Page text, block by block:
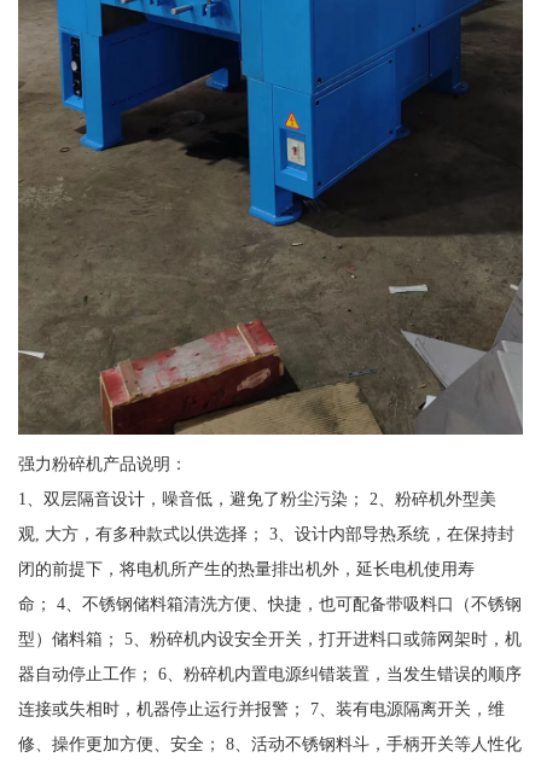
强力粉碎机产品说明：
1、双层隔音设计，噪音低，避免了粉尘污染； 2、粉碎机外型美
观, 大方，有多种款式以供选择； 3、设计内部导热系统，在保持封
闭的前提下，将电机所产生的热量排出机外，延长电机使用寿
命； 4、不锈钢储料箱清洗方便、快捷，也可配备带吸料口（不锈钢
型）储料箱； 5、粉碎机内设安全开关，打开进料口或筛网架时，机
器自动停止工作； 6、粉碎机内置电源纠错装置，当发生错误的顺序
连接或失相时，机器停止运行并报警； 7、装有电源隔离开关，维
修、操作更加方便、安全； 8、活动不锈钢料斗，手柄开关等人性化